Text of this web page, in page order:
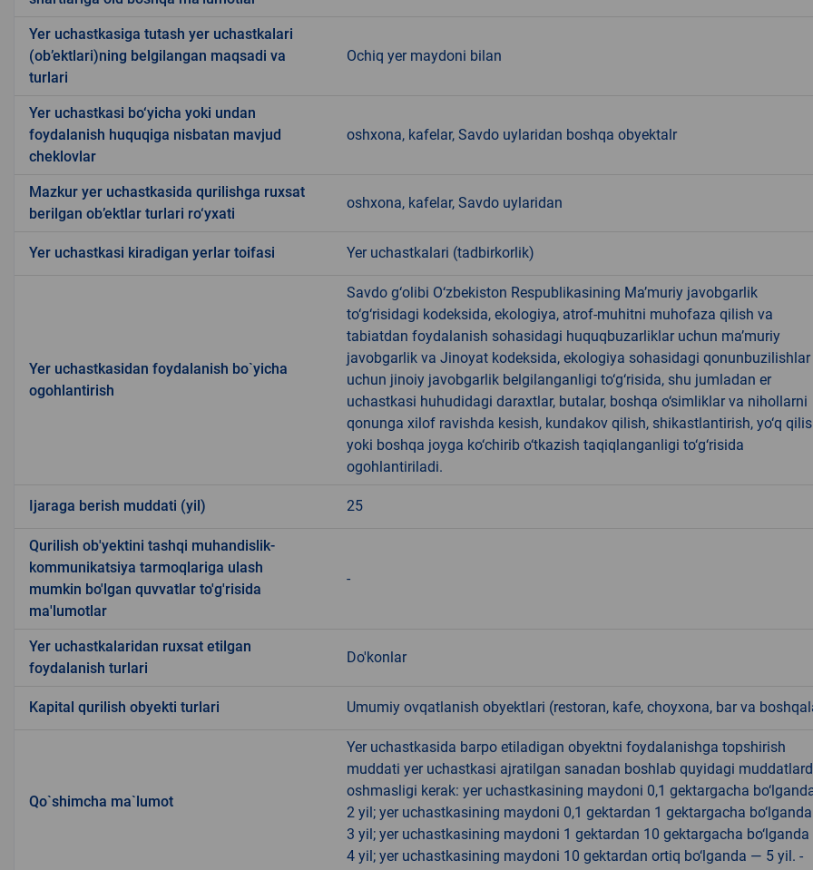
Yer uchastkasiga tutash yer uchastkalari
(ob’ektlari)ning belgilangan maqsadi va
turlari
Ochiq yer maydoni bilan
Yer uchastkasi bo‘yicha yoki undan
foydalanish huquqiga nisbatan mavjud
cheklovlar
oshxona, kafelar, Savdo uylaridan boshqa obyektalr
Mazkur yer uchastkasida qurilishga ruxsat
berilgan ob’ektlar turlari ro‘yxati
oshxona, kafelar, Savdo uylaridan
Yer uchastkasi kiradigan yerlar toifasi Yer uchastkalari (tadbirkorlik)
Yer uchastkasidan foydalanish bo`yicha
ogohlantirish
Savdo g‘olibi O‘zbekiston Respublikasining Ma’muriy javobgarlik
to‘g‘risidagi kodeksida, ekologiya, atrof-muhitni muhofaza qilish va
tabiatdan foydalanish sohasidagi huquqbuzarliklar uchun ma’muriy
javobgarlik va Jinoyat kodeksida, ekologiya sohasidagi qonunbuzilishlar
uchun jinoiy javobgarlik belgilanganligi to‘g‘risida, shu jumladan er
uchastkasi huhudidagi daraxtlar, butalar, boshqa o‘simliklar va nihollarni
qonunga xilof ravishda kesish, kundakov qilish, shikastlantirish, yo‘q
yoki boshqa joyga ko‘chirib o‘tkazish taqiqlanganligi to‘g‘risida
ogohlantiriladi.
Ijaraga berish muddati (yil) 25
Qurilish ob'yektini tashqi muhandislik-
kommunikatsiya tarmoqlariga ulash
mumkin bo'lgan quvvatlar to'g'risida
ma'lumotlar
-
Yer uchastkalaridan ruxsat etilgan
foydalanish turlari
Do'konlar
Kapital qurilish obyekti turlari Umumiy ovqatlanish obyektlari (restoran, kafe, choyxona, bar va
Qo`shimcha ma`lumot
Yer uchastkasida barpo etiladigan obyektni foydalanishga topshirish
muddati yer uchastkasi ajratilgan sanadan boshlab quyidagi
oshmasligi kerak: yer uchastkasining maydoni 0,1 gektargacha
2 yil; yer uchastkasining maydoni 0,1 gektardan 1 gektargacha
3 yil; yer uchastkasining maydoni 1 gektardan 10 gektargacha
4 yil; yer uchastkasining maydoni 10 gektardan ortiq bo‘lganda — 5 yil. -